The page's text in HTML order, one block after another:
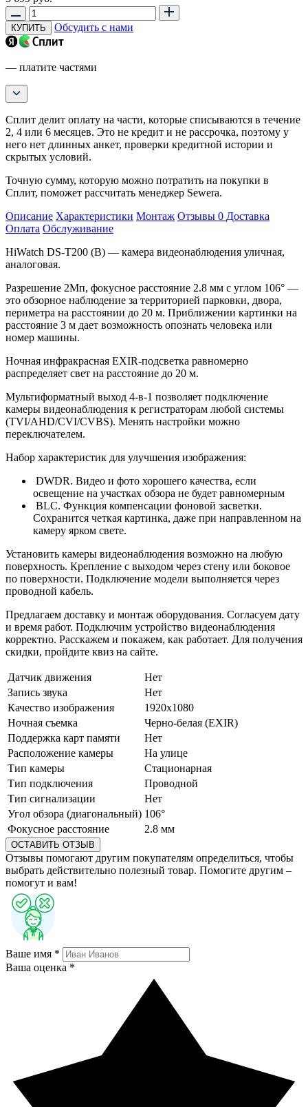
КУПИТЬ Обсудить с нами
— платите частями
Сплит делит оплату на части, которые списываются в течение
2, 4 или 6 месяцев. Это не кредит и не рассрочка, поэтому у
него нет длинных анкет, проверки кредитной истории и
скрытых условий.
Точную сумму, которую можно потратить на покупки в
Сплит, поможет рассчитать менеджер Sewera.
Описание Характеристики Монтаж Отзывы 0 Доставка
Оплата Обслуживание
HiWatch DS-T200 (B) — камера видеонаблюдения уличная,
аналоговая.
Разрешение 2Мп, фокусное расстояние 2.8 мм с углом 106° —
это обзорное наблюдение за территорией парковки, двора,
периметра на расстоянии до 20 м. Приближении картинки на
расстояние 3 м дает возможность опознать человека или
номер машины.
Ночная инфракрасная EXIR-подсветка равномерно
распределяет свет на расстояние до 20 м.
Мультиформатный выход 4-в-1 позволяет подключение
камеры видеонаблюдения к регистраторам любой системы
(TVI/AHD/CVI/CVBS). Менять настройки можно
переключателем.
Набор характеристик для улучшения изображения:
DWDR. Видео и фото хорошего качества, если
освещение на участках обзора не будет равномерным
BLC. Функция компенсации фоновой засветки.
Сохранится четкая картинка, даже при направленном на
камеру ярком свете.
Установить камеры видеонаблюдения возможно на любую
поверхность. Крепление с выходом через стену или боковое
по поверхности. Подключение модели выполняется через
проводной кабель.
Предлагаем доставку и монтаж оборудования. Согласуем дату
и время работ. Подключим устройство видеонаблюдения
корректно. Расскажем и покажем, как работает. Для получения
скидки, пройдите квиз на сайте.
Датчик движения
Нет
Запись звука
Нет
Качество изображения
1920x1080
Ночная съемка
Черно-белая (EXIR)
Поддержка карт памяти
Нет
Расположение камеры
На улице
Тип камеры
Стационарная
Тип подключения
Проводной
Тип сигнализации
Нет
Угол обзора (диагональный) 106°
Фокусное расстояние
2.8 мм
ОСТАВИТЬ ОТЗЫВ
Отзывы помогают другим покупателям определиться, чтобы
выбрать действительно полезный товар. Помогите другим –
помогут и вам!
Ваше имя *
Ваша оценка *